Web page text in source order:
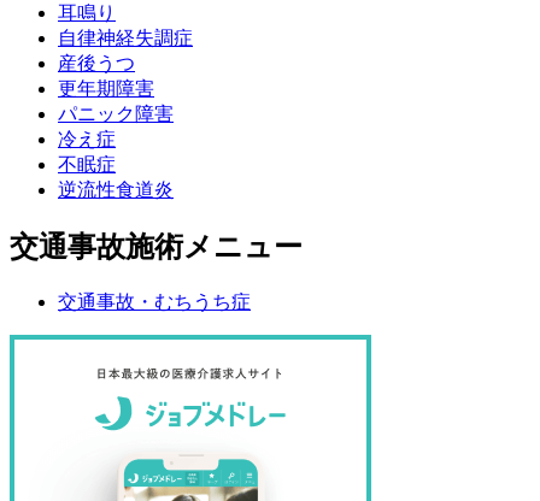
耳鳴り
自律神経失調症
産後うつ
更年期障害
パニック障害
冷え症
不眠症
逆流性食道炎
交通事故施術メニュー
交通事故・むちうち症